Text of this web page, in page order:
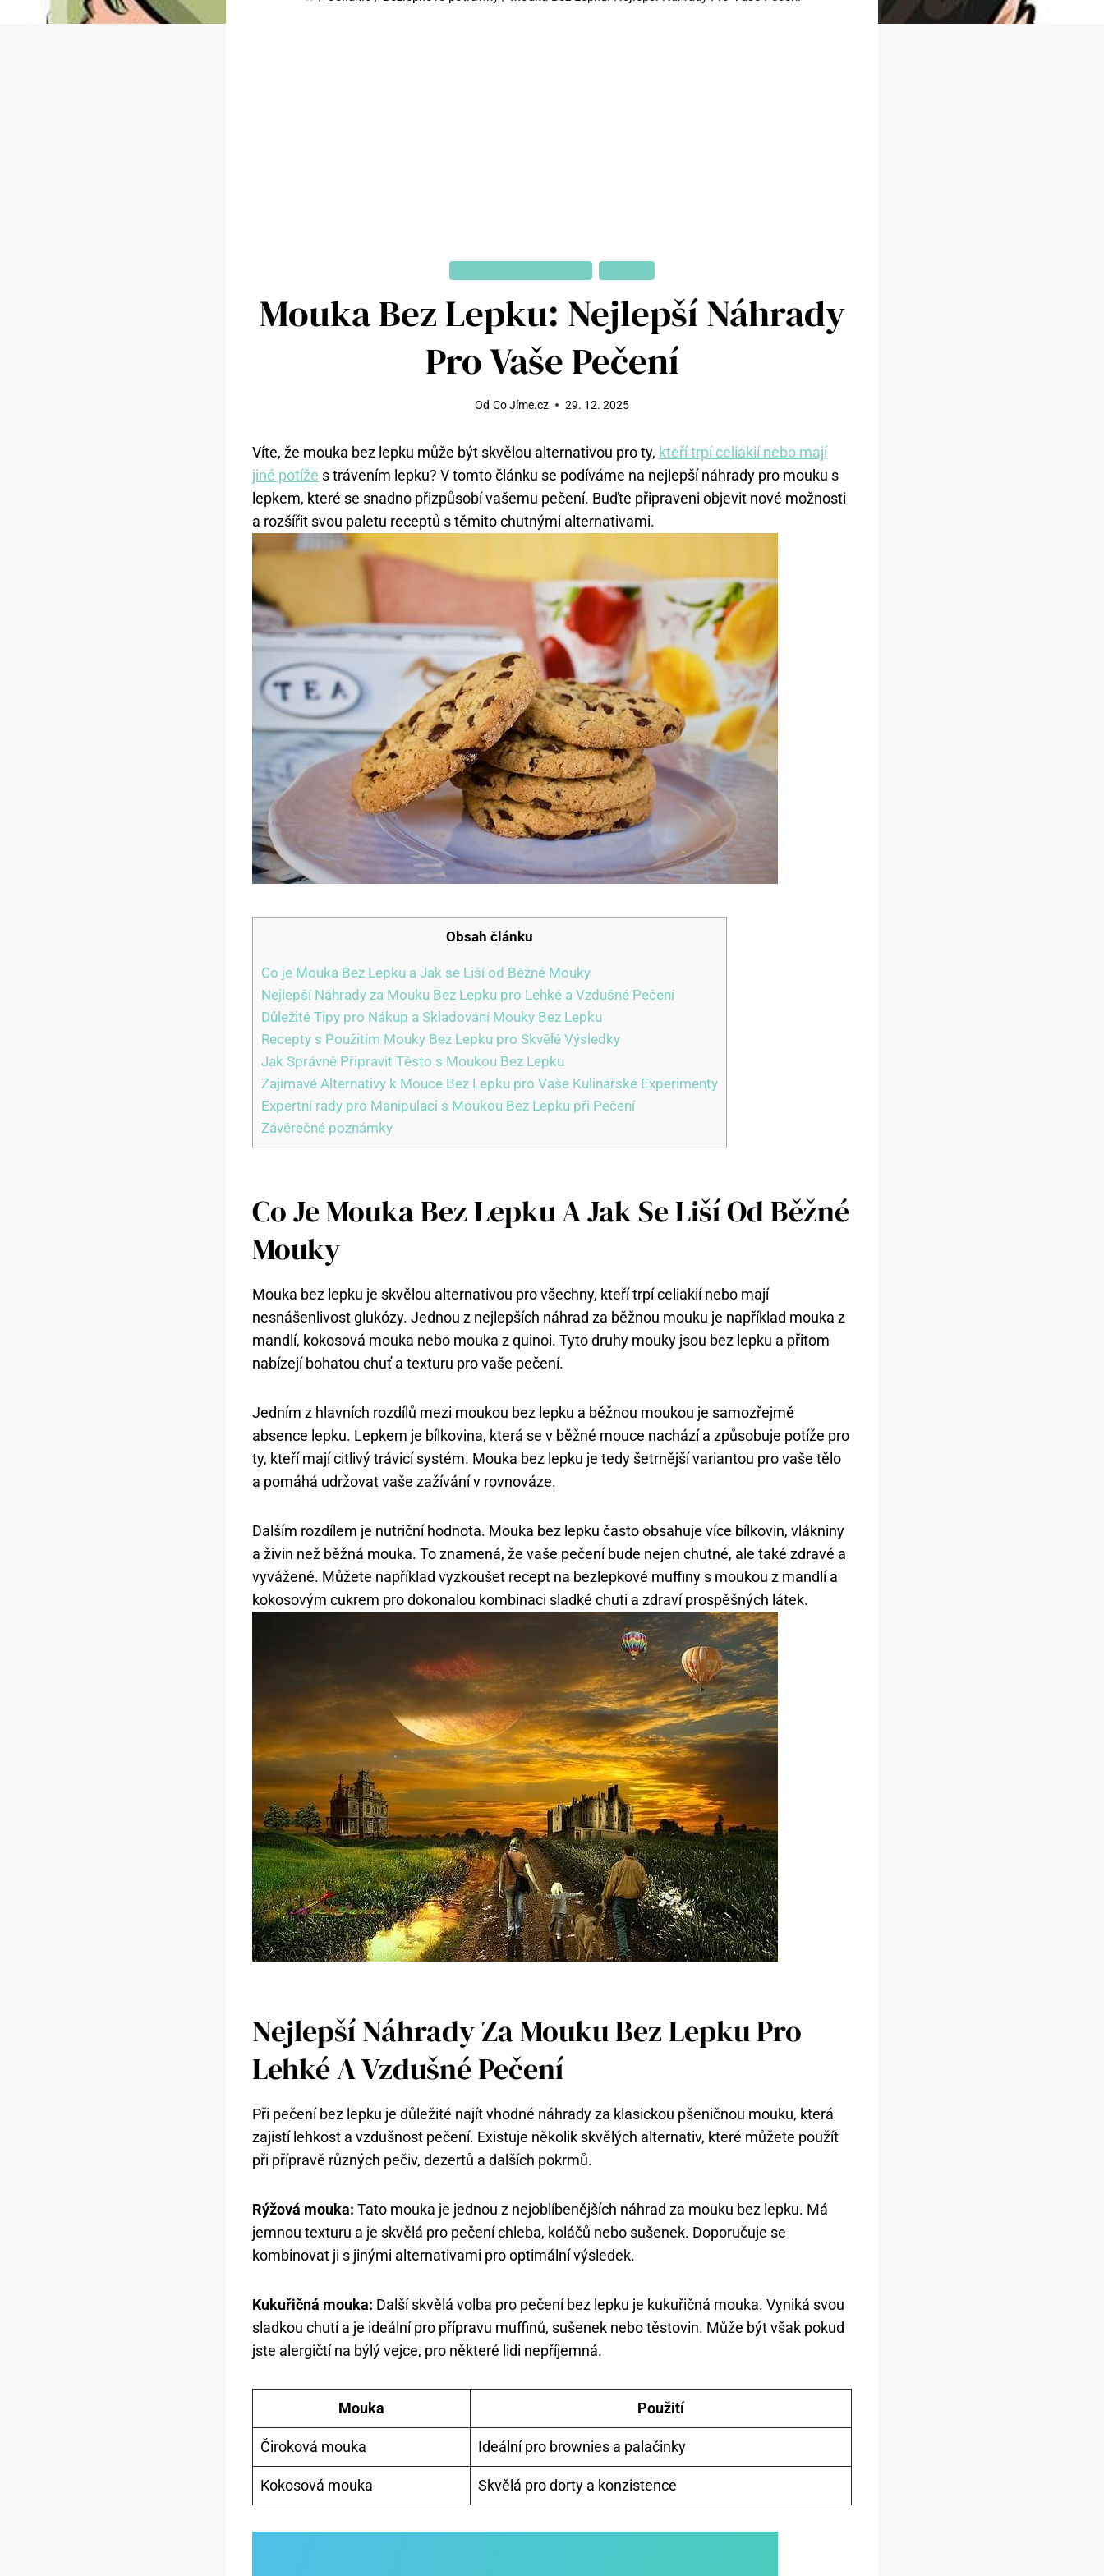
Mouka Bez Lepku: Nejlepší Náhrady
Pro Vaše Pečení
Od Co Jíme.cz 29. 12. 2025
Víte, že mouka bez lepku může být skvělou alternativou pro ty, kteří trpí celiakií nebo mají
jiné potíže s trávením lepku? V tomto článku se podíváme na nejlepší náhrady pro mouku s
lepkem, které se snadno přizpůsobí vašemu pečení. Buďte připraveni objevit nové možnosti
a rozšířit svou paletu receptů s těmito chutnými alternativami.
Obsah článku
Co je Mouka Bez Lepku a Jak se Liší od Běžné Mouky
Nejlepší Náhrady za Mouku Bez Lepku pro Lehké a Vzdušné Pečení
Důležité Tipy pro Nákup a Skladování Mouky Bez Lepku
Recepty s Použitím Mouky Bez Lepku pro Skvělé Výsledky
Jak Správně Připravit Těsto s Moukou Bez Lepku
Zajímavé Alternativy k Mouce Bez Lepku pro Vaše Kulinářské Experimenty
Expertní rady pro Manipulaci s Moukou Bez Lepku při Pečení
Závěrečné poznámky
Co Je Mouka Bez Lepku A Jak Se Liší Od Běžné
Mouky
Mouka bez lepku je skvělou alternativou pro všechny, kteří trpí celiakií nebo mají
nesnášenlivost glukózy. Jednou z nejlepších náhrad za běžnou mouku je například mouka z
mandlí, kokosová mouka nebo mouka z quinoi. Tyto druhy mouky jsou bez lepku a přitom
nabízejí bohatou chuť a texturu pro vaše pečení.
Jedním z hlavních rozdílů mezi moukou bez lepku a běžnou moukou je samozřejmě
absence lepku. Lepkem je bílkovina, která se v běžné mouce nachází a způsobuje potíže pro
ty, kteří mají citlivý trávicí systém. Mouka bez lepku je tedy šetrnější variantou pro vaše tělo
a pomáhá udržovat vaše zažívání v rovnováze.
Dalším rozdílem je nutriční hodnota. Mouka bez lepku často obsahuje více bílkovin, vlákniny
a živin než běžná mouka. To znamená, že vaše pečení bude nejen chutné, ale také zdravé a
vyvážené. Můžete například vyzkoušet recept na bezlepkové muffiny s moukou z mandlí a
kokosovým cukrem pro dokonalou kombinaci sladké chuti a zdraví prospěšných látek.
Nejlepší Náhrady Za Mouku Bez Lepku Pro
Lehké A Vzdušné Pečení
Při pečení bez lepku je důležité najít vhodné náhrady za klasickou pšeničnou mouku, která
zajistí lehkost a vzdušnost pečení. Existuje několik skvělých alternativ, které můžete použít
při přípravě různých pečiv, dezertů a dalších pokrmů.
Rýžová mouka: Tato mouka je jednou z nejoblíbenějších náhrad za mouku bez lepku. Má
jemnou texturu a je skvělá pro pečení chleba, koláčů nebo sušenek. Doporučuje se
kombinovat ji s jinými alternativami pro optimální výsledek.
Kukuřičná mouka: Další skvělá volba pro pečení bez lepku je kukuřičná mouka. Vyniká svou
sladkou chutí a je ideální pro přípravu muffinů, sušenek nebo těstovin. Může být však pokud
jste alergičtí na býlý vejce, pro některé lidi nepříjemná.
Mouka Použití
Čiroková mouka Ideální pro brownies a palačinky
Kokosová mouka Skvělá pro dorty a konzistence